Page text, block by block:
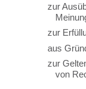
zur
zur
aus
zur
von